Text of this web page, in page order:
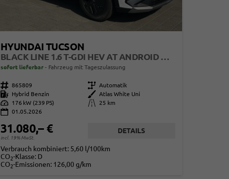
HYUNDAI TUCSON
BLACK LINE 1.6 T-GDI HEV AT ANDROID AUTO*NAVI*SHZ*KAMERA*2Z KLIMAAUTO*
sofort lieferbar Fahrzeug mit Tageszulassung
Fahrzeugnr. 865809 Getriebe Automatik
Kraftstoff
Hybrid Benzin Außenfarbe
Atlas White Uni
Leistung
176 kW (239 PS) Kilometerstand
25 km
01.05.2026
31.080,– €
incl. 19% MwSt.
DETAILS
Verbrauch kombiniert: 5,60 l/100km
CO2-Klasse: D
CO2-Emissionen: 126,00 g/km